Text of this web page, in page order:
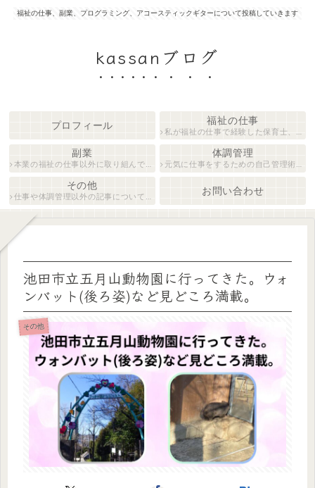
福祉の仕事、副業、プログラミング、アコースティックギターについて投稿していきます
kassanブログ
プロフィール 福祉の仕事
私が福祉の仕事で経験した保育士、障がい者生活支援員について紹介します。
副業
本業の福祉の仕事以外に取り組んでいる仕事について紹介します。
体調管理
元気に仕事をするための自己管理術について説明します。
その他
仕事や体調管理以外の記事について執筆しています。
お問い合わせ
池田市立五月山動物園に行ってきた。ウォ
ンバット(後ろ姿)など見どころ満載。
その他